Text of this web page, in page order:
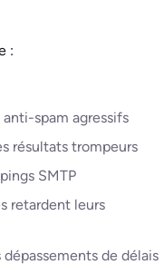
:
spam agressifs
résultats trompeurs
SMTP
retardent leurs
de délais